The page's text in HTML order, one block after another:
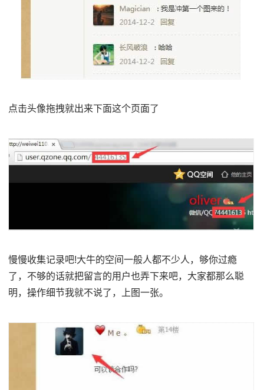
点击头像拖拽就出来下面这个页面了
慢慢收集记录吧!大牛的空间一般人都不少人，够你过瘾
了，不够的话就把留言的用户也弄下来吧，大家都那么聪
明，操作细节我就不说了，上图一张。